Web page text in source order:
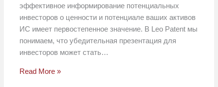
эффективное информирование потенциальных
инвесторов о ценности и потенциале ваших активов
ИС имеет первостепенное значение. В Leo Patent мы
понимаем, что убедительная презентация для
инвесторов может стать…
Read More »